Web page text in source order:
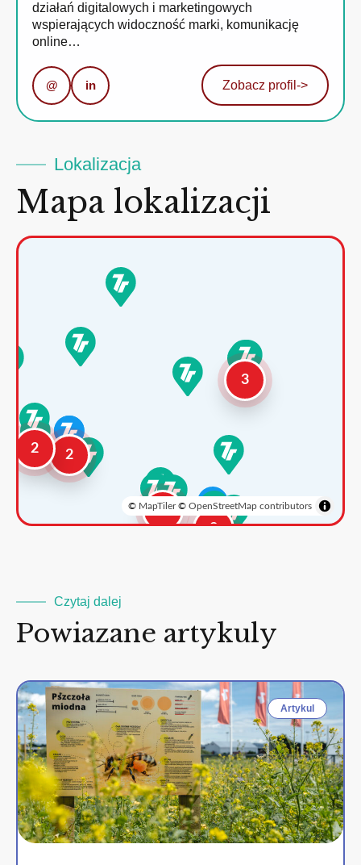
działań digitalowych i marketingowych
wspierających widoczność marki, komunikację
online…
@ in Zobacz profil ->
Lokalizacja
Mapa lokalizacji
2
2
3
2
3
© MapTiler© OpenStreetMap contributors
Czytaj dalej
Powiazane artykuly
Artykul